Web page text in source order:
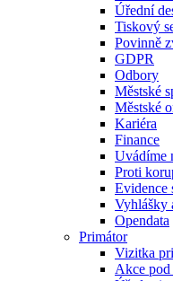
Úřední
Tiskový
Povinně
GDPR
Odbory
Městské
Městské
Kariéra
Finance
Uvádíme
Proti
Evidence
Vyhlášky
Opendata
Primátor
Vizitka
Akce pod